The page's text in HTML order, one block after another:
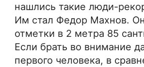
нашлись такие люди-
Им стал Федор Махнов.
отметки в 2 метра 85
Если брать во внимание
первого человека, в